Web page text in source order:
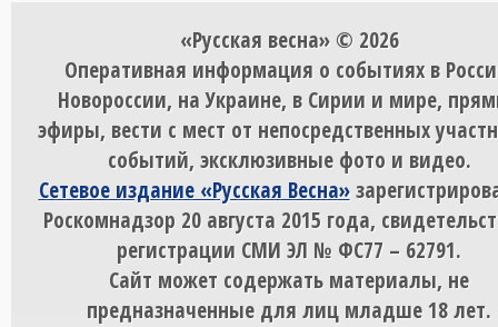
«Русская весна» © 2026
Оперативная информация о событиях в
Новороссии, на Украине, в Сирии и мире,
эфиры, вести с мест от непосредственных
событий, эксклюзивные фото и видео.
Сетевое издание «Русская Весна»
Роскомнадзор 20 августа 2015 года,
регистрации СМИ ЭЛ № ФС77 – 62791.
Сайт может содержать материалы, не
предназначенные для лиц младше 18 лет.